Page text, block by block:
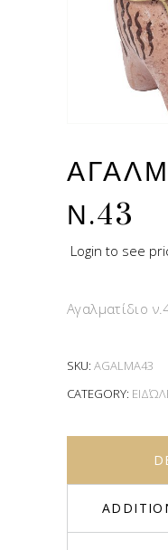
Ν.43
Login to see
Αγαλματίδιο
SKU: AGALMA43
CATEGORY: